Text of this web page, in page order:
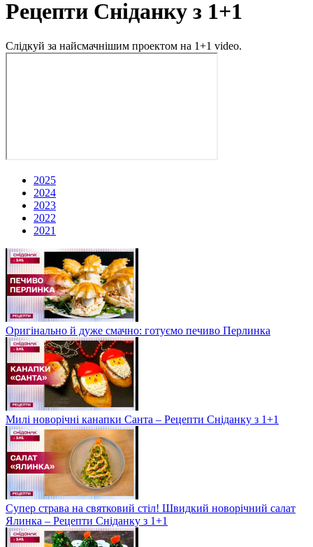
Рецепти Сніданку з 1+1
Слідкуй за найсмачнішим проектом на 1+1 video.
2025
2024
2023
2022
2021
Оригінально й дуже смачно: готуємо печиво Перлинка
Милі новорічні канапки Санта – Рецепти Сніданку з 1+1
Супер страва на святковий стіл! Швидкий новорічний салат
Ялинка – Рецепти Сніданку з 1+1